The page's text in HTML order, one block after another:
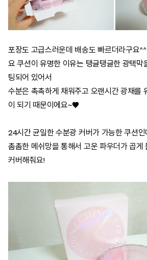
포장도 고급스러운데 배송도 빠르더라구요^^
요 쿠션이 유명한 이유는 탱글탱글한 광택막
팅되어 있어서
수분은 촉촉하게 채워주고 오랜시간 광채를
이 되기 때문이에요~♥
24시간 균일한 수분광 커버가 가능한 쿠션인
촘촘한 메쉬망을 통해서 고운 파우더가 곱게
커버해줘요!